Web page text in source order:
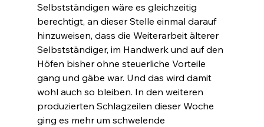
Selbstständigen wäre es gleichzeitig
berechtigt, an dieser Stelle einmal darauf
hinzuweisen, dass die Weiterarbeit älterer
Selbstständiger, im Handwerk und auf den
Höfen bisher ohne steuerliche Vorteile
gang und gäbe war. Und das wird damit
wohl auch so bleiben. In den weiteren
produzierten Schlagzeilen dieser Woche
ging es mehr um schwelende